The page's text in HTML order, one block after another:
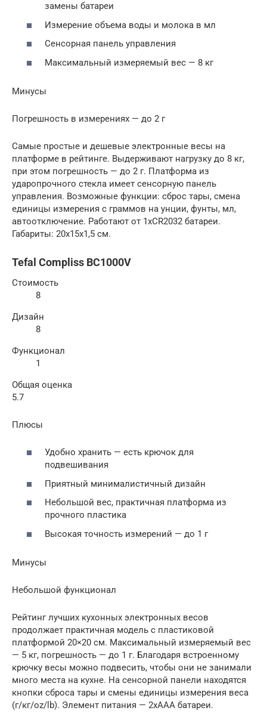
замены батареи
Измерение объема воды и молока в мл
Сенсорная панель управления
Максимальный измеряемый вес — 8 кг
Минусы
Погрешность в измерениях — до 2 г
Самые простые и дешевые электронные весы на
платформе в рейтинге. Выдерживают нагрузку до 8 кг,
при этом погрешность — до 2 г. Платформа из
ударопрочного стекла имеет сенсорную панель
управления. Возможные функции: сброс тары, смена
единицы измерения с граммов на унции, фунты, мл,
автоотключение. Работают от 1xCR2032 батареи.
Габариты: 20x15x1,5 см.
Tefal Compliss BC1000V
Стоимость
8
Дизайн
8
Функционал
1
Общая оценка
5.7
Плюсы
Удобно хранить — есть крючок для
подвешивания
Приятный минималистичный дизайн
Небольшой вес, практичная платформа из
прочного пластика
Высокая точность измерений — до 1 г
Минусы
Небольшой функционал
Рейтинг лучших кухонных электронных весов
продолжает практичная модель с пластиковой
платформой 20×20 см. Максимальный измеряемый вес
— 5 кг, погрешность — до 1 г. Благодаря встроенному
крючку весы можно подвесить, чтобы они не занимали
много места на кухне. На сенсорной панели находятся
кнопки сброса тары и смены единицы измерения веса
(г/кг/oz/lb). Элемент питания — 2xAAA батареи.